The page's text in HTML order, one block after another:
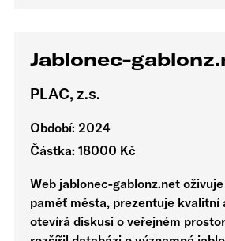
Jablonec-
PLAC, z.s.
Období: 2024
Částka: 18000 Kč
Web jablonec-gablonz.net
paměť města, prezentuje kvalitní
otevírá diskusi o veřejném